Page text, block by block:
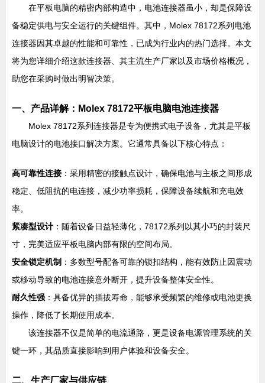
在平板电脑的精密内部构造中，电池连接器虽小，却是保障设
备稳定供电与安全运行的关键组件。其中，Molex 78172系列电池
连接器因其卓越的性能和可靠性，已成为行业内的热门选择。本文
将为您详细介绍这款连接器、其主流生产厂家以及市场价格概况，
助您在采购时做出明智决策。
一、产品详解：Molex 78172平板电脑电池连接器
Molex 78172系列连接器是专为便携式电子设备，尤其是平板
电脑设计的电池接口解决方案。它通常具备以下核心特点：
高可靠性连接 ：采用精密的接触点设计，确保电池与主板之间形成
稳定、低阻抗的电连接，减少功率损耗，保障设备续航和充电效
率。
紧凑型设计 ：随着设备日益轻薄化，78172系列以其小巧的封装尺
寸，完美适应平板电脑内部有限的空间布局。
安全锁定机制 ：多数型号配备可靠的锁扣结构，能有效防止因震动
或移动导致的电池连接意外断开，提升设备整体安全性。
耐久性强 ：具备优异的插拔寿命，能够承受频繁的维修或电池更换
操作，降低了长期使用成本。
该连接器不仅是简单的电流通路，更是设备电源管理系统的关
键一环，其品质直接影响到用户体验和设备安全。
二、生产厂家与供应链